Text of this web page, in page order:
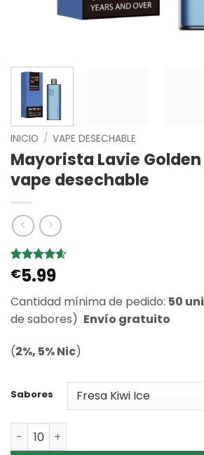
INICIO / VAPE DESECHABLE
Mayorista Lavie
vape desechable
Valorado
con4.6de
a
5
valoraciones
de clientes
€5.99
Cantidad mínima de pedido: 50
de sabores) Envío gratuito
(2%, 5% Nic)
Sabores
Cantidad Wholesale Lavie Golden